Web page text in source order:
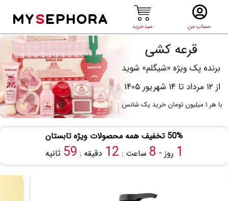
حساب من سبدخرید
MYSEPHORA
50% تخفیف همه محصولات ویژه تابستان
1 روز - 8 ساعت : 12 دقیقه : 58 ثانیه